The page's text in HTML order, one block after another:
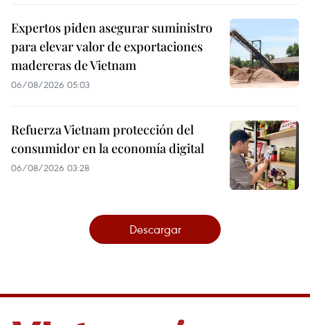
Expertos piden asegurar suministro
para elevar valor de exportaciones
madereras de Vietnam
06/08/2026 05:03
Refuerza Vietnam protección del
consumidor en la economía digital
06/08/2026 03:28
Descargar